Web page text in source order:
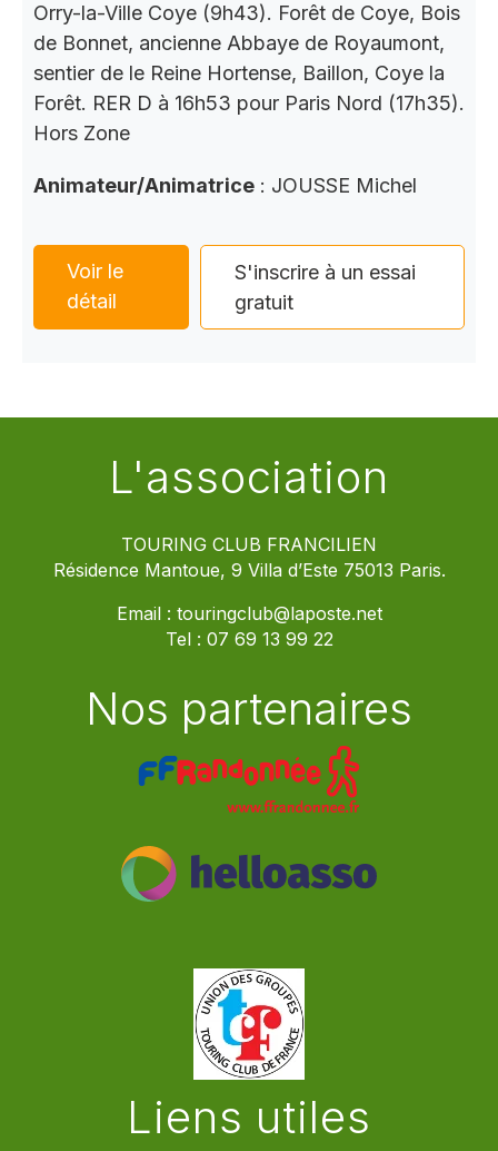
Orry-la-Ville Coye (9h43). Forêt de Coye, Bois
de Bonnet, ancienne Abbaye de Royaumont,
sentier de le Reine Hortense, Baillon, Coye la
Forêt. RER D à 16h53 pour Paris Nord (17h35).
Hors Zone
Animateur/Animatrice : JOUSSE Michel
Voir le
détail
S'inscrire à un essai
gratuit
L'association
TOURING CLUB FRANCILIEN
Résidence Mantoue, 9 Villa d’Este 75013 Paris.
Email : touringclub@laposte.net
Tel : 07 69 13 99 22
Nos partenaires
Liens utiles